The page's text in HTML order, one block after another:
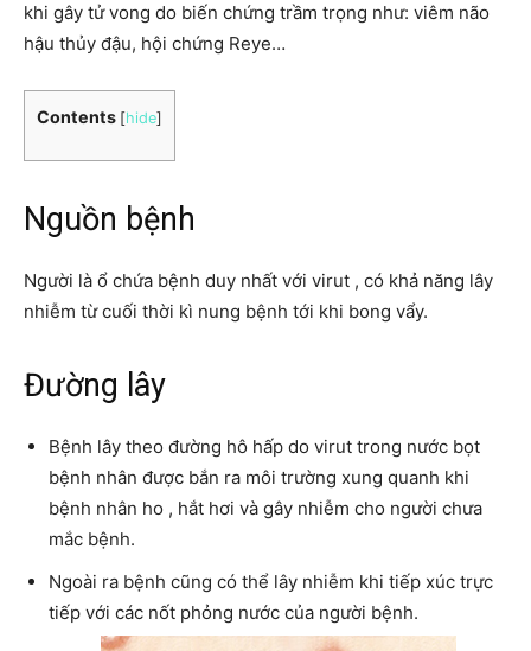
khi gây tử vong do biến chứng trầm trọng như: viêm não
hậu thủy đậu, hội chứng Reye…
Contents [hide]
Nguồn bệnh
Người là ổ chứa bệnh duy nhất với virut , có khả năng lây
nhiễm từ cuối thời kì nung bệnh tới khi bong vẩy.
Đường lây
Bệnh lây theo đường hô hấp do virut trong nước bọt
bệnh nhân được bắn ra môi trường xung quanh khi
bệnh nhân ho , hắt hơi và gây nhiễm cho người chưa
mắc bệnh.
Ngoài ra bệnh cũng có thể lây nhiễm khi tiếp xúc trực
tiếp với các nốt phỏng nước của người bệnh.